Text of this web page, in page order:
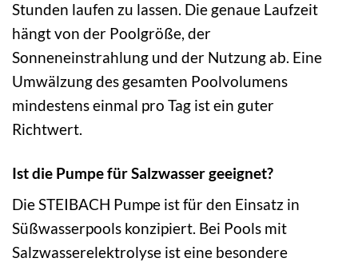
Stunden laufen zu lassen. Die genaue Laufzeit
hängt von der Poolgröße, der
Sonneneinstrahlung und der Nutzung ab. Eine
Umwälzung des gesamten Poolvolumens
mindestens einmal pro Tag ist ein guter
Richtwert.
Ist die Pumpe für Salzwasser geeignet?
Die STEIBACH Pumpe ist für den Einsatz in
Süßwasserpools konzipiert. Bei Pools mit
Salzwasserelektrolyse ist eine besondere